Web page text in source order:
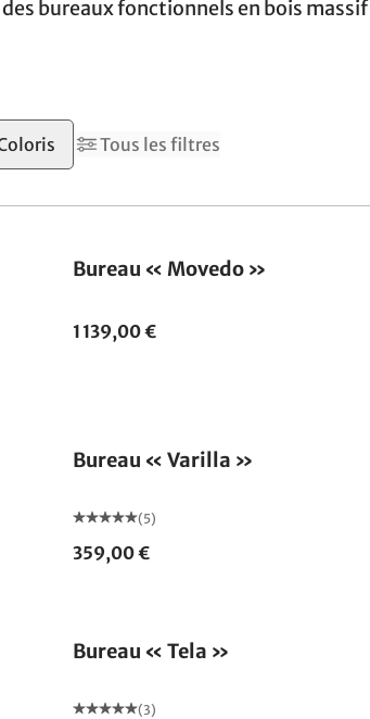
bureaux fonctionnels en bois
Tous les filtres
Bureau « Movedo »
1 139,00 €
Bureau « Varilla »
(5)
359,00 €
Bureau « Tela »
(3)